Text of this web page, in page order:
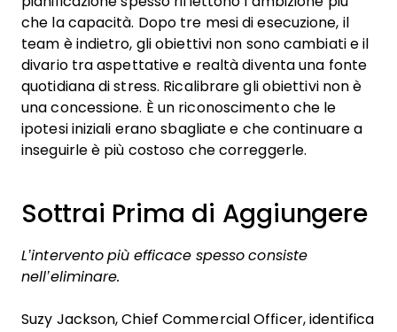
che la capacità. Dopo tre mesi di esecuzione, il
team è indietro, gli obiettivi non sono cambiati e il
divario tra aspettative e realtà diventa una fonte
quotidiana di stress. Ricalibrare gli obiettivi non è
una concessione. È un riconoscimento che le
ipotesi iniziali erano sbagliate e che continuare a
inseguirle è più costoso che correggerle.
Sottrai Prima di Aggiungere
L’intervento più efficace spesso consiste
nell’eliminare.
Suzy Jackson, Chief Commercial Officer, identifica